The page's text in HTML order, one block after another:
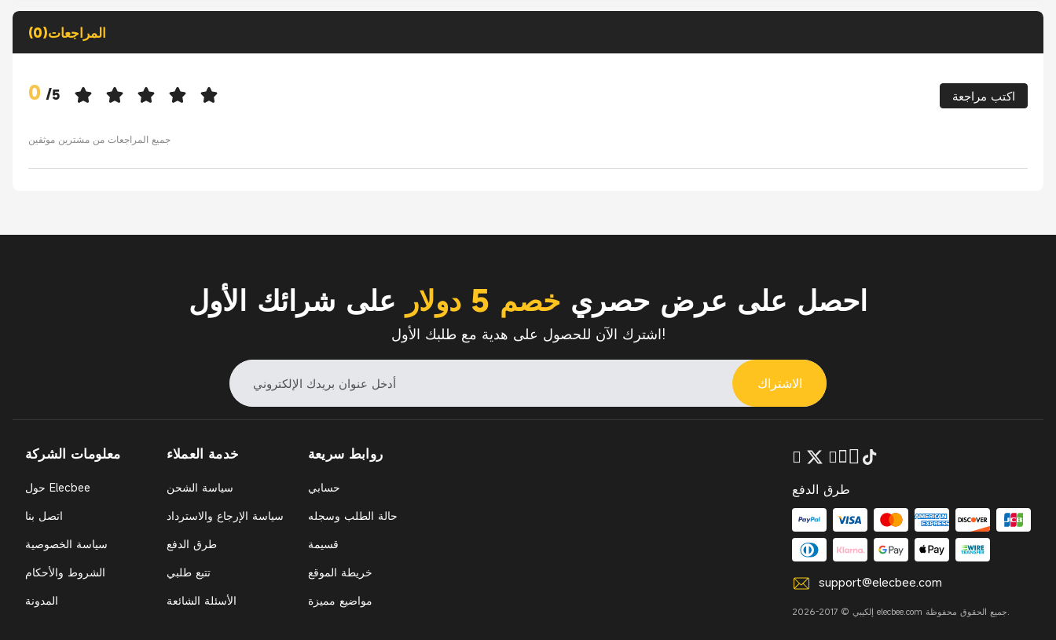
المراجعات(0)
0 /5 اكتب مراجعة
جميع المراجعات من مشترين موثقين
احصل على عرض حصري خصم 5 دولار على شرائك الأول
اشترك الآن للحصول على هدية مع طلبك الأول!
الاشتراك
معلومات الشركة
حول Elecbee
اتصل بنا
سياسة الخصوصية
الشروط والأحكام
المدونة
خدمة العملاء
سياسة الشحن
سياسة الإرجاع والاسترداد
طرق الدفع
تتبع طلبي
الأسئلة الشائعة
روابط سريعة
حسابي
حالة الطلب وسجله
قسيمة
خريطة الموقع
مواضيع مميزة
طرق الدفع
support@elecbee.com
إلكيبي © 2017-2026 elecbee.com جميع الحقوق محفوظة.